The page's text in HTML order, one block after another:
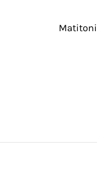
Matitoni